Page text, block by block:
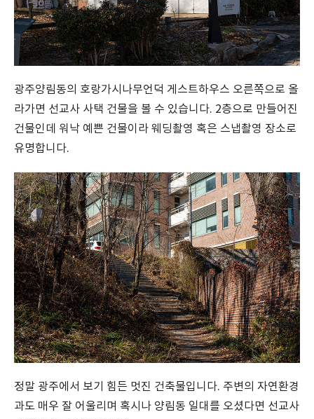
광주양림동의 호랑가시나무언덕 게스트하우스 오른쪽으로 올
라가면 선교사 사택 건물을 볼 수 있습니다. 2층으로 만들어진
건물인데 워낙 예쁜 건물이라 웨딩촬영 혹은 스냅촬영 장소로
유명합니다.
정말 광주에서 보기 힘든 멋진 건축물입니다. 주변의 자연환경
과도 매우 잘 어울리며 혹시나 양림동 일대를 오셨다면 선교사